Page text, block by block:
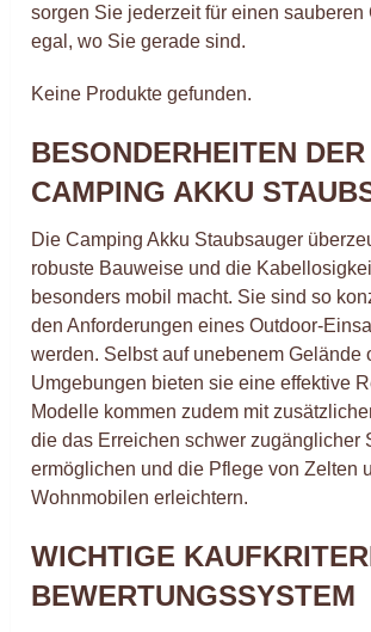
sorgen Sie jederzeit für einen sauberen
egal, wo Sie gerade sind.
Keine Produkte gefunden.
BESONDERHEITEN DER
CAMPING AKKU
Die Camping Akku Staubsauger
robuste Bauweise und die
besonders mobil macht. Sie sind so
den Anforderungen eines Outdoor-
werden. Selbst auf unebenem Gelände
Umgebungen bieten sie eine effektive
Modelle kommen zudem mit
die das Erreichen schwer zugänglicher
ermöglichen und die Pflege von Zelten
Wohnmobilen erleichtern.
WICHTIGE
BEWERTUNGSSYSTEM